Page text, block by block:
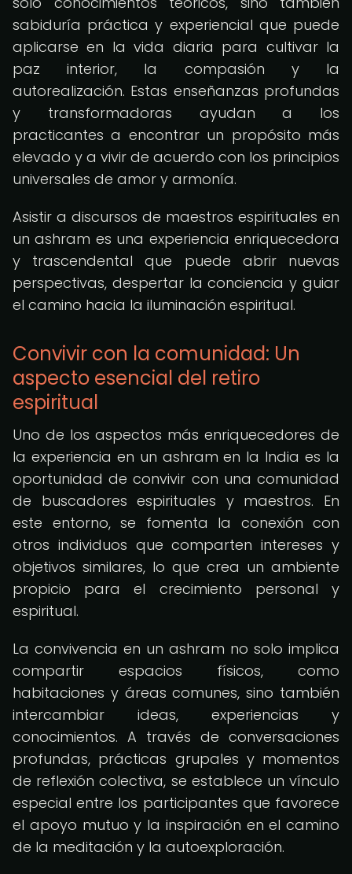
sabiduría práctica y experiencial que puede
aplicarse en la vida diaria para cultivar la
paz interior, la compasión y la
autorealización. Estas enseñanzas profundas
y transformadoras ayudan a los
practicantes a encontrar un propósito más
elevado y a vivir de acuerdo con los principios
universales de amor y armonía.
Asistir a discursos de maestros espirituales en
un ashram es una experiencia enriquecedora
y trascendental que puede abrir nuevas
perspectivas, despertar la conciencia y guiar
el camino hacia la iluminación espiritual.
Convivir con la comunidad: Un
aspecto esencial del retiro
espiritual
Uno de los aspectos más enriquecedores de
la experiencia en un ashram en la India es la
oportunidad de convivir con una comunidad
de buscadores espirituales y maestros. En
este entorno, se fomenta la conexión con
otros individuos que comparten intereses y
objetivos similares, lo que crea un ambiente
propicio para el crecimiento personal y
espiritual.
La convivencia en un ashram no solo implica
compartir espacios físicos, como
habitaciones y áreas comunes, sino también
intercambiar ideas, experiencias y
conocimientos. A través de conversaciones
profundas, prácticas grupales y momentos
de reflexión colectiva, se establece un vínculo
especial entre los participantes que favorece
el apoyo mutuo y la inspiración en el camino
de la meditación y la autoexploración.